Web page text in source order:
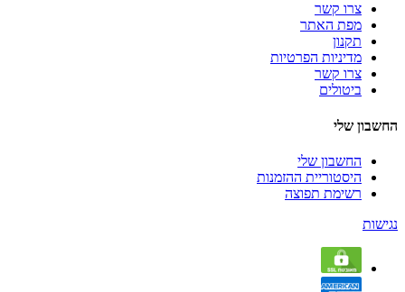
צרו קשר
מפת האתר
תקנון
מדיניות הפרטיות
צרו קשר
ביטולים
החשבון שלי
החשבון שלי
היסטוריית ההזמנות
רשימת תפוצה
נגישות